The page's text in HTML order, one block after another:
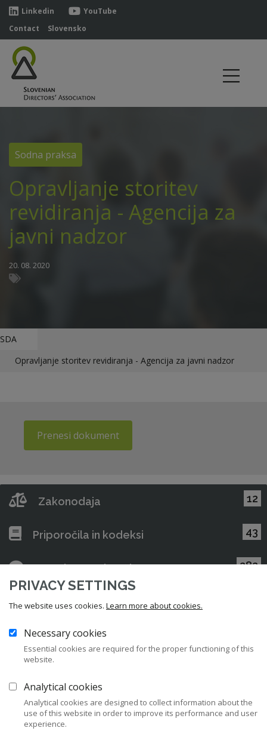
Linkedin
YouTube
Contact
Slovensko
Sodna praksa
Opravljanje storitev
revidiranja - Agencija za
javni nadzor
20. 08. 2020
SDA
Opravljanje storitev revidiranja - Agencija za javni nadzor
Prenesi dokument
Zakonodaja 12
Priporočila in kodeksi 43
Pravni nasveti za člane ZNS 282
Stališča ZNS
Raziskave in študije
Največkrat prenešene
PRIVACY SETTINGS
The website uses cookies. Learn more about cookies.
Necessary cookies
Essential cookies are required for the proper functioning of this
website.
Analytical cookies
Analytical cookies are designed to collect information about the
use of this website in order to improve its performance and user
experience.